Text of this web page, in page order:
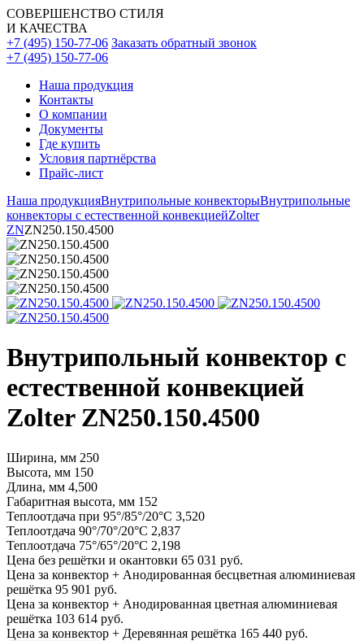
СОВЕРШЕНСТВО СТИЛЯ
И КАЧЕСТВА
+7 (495) 150-77-06 Заказать обратный звонок
+7 (495) 150-77-06
Наша продукция
Контакты
О компании
Документы
Где купить
Условия партнёрства
Прайс-лист
Наша продукцияВнутрипольные конвекторыВнутрипольные
конвекторы с естественной конвекциейZolter
ZNZN250.150.4500
Внутрипольный конвектор с
естественной конвекцией
Zolter ZN250.150.4500
Ширина, мм 250
Высота, мм 150
Длина, мм 4,500
Габаритная высота, мм 152
Теплоотдача при 95°/85°/20°С 3,520
Теплоотдача 90°/70°/20°С 2,837
Теплоотдача 75°/65°/20°С 2,198
Цена без решётки и окантовки 65 031 руб.
Цена за конвектор + Анодированная бесцветная алюминиевая
решётка 95 901 руб.
Цена за конвектор + Анодированная цветная алюминиевая
решётка 103 614 руб.
Цена за конвектор + Деревянная решётка 165 440 руб.